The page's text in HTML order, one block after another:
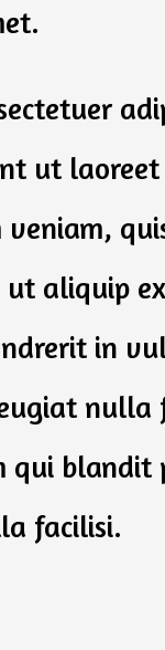
ut
aliquip
in
nulla
qui
facilisi.